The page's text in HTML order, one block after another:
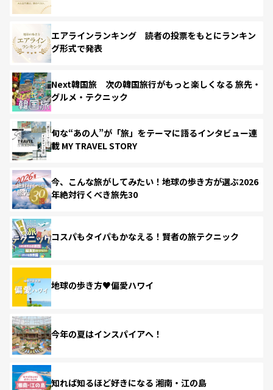
エアラインランキング 読者の投票をもとにランキン
グ形式で発表
Next韓国旅 次の韓国旅行がもっと楽しくなる 旅先・
グルメ・テクニック
旬な“あの人”が「旅」をテーマに語るインタビュー連
載 MY TRAVEL STORY
今、こんな旅がしてみたい！地球の歩き方が選ぶ2026
年絶対行くべき旅先30
コスパもタイパもかなえる！賢者の旅テクニック
地球の歩き方♥偏愛ハワイ
今年の夏はインスパイアへ！
知れば知るほど好きになる 湘南・江の島